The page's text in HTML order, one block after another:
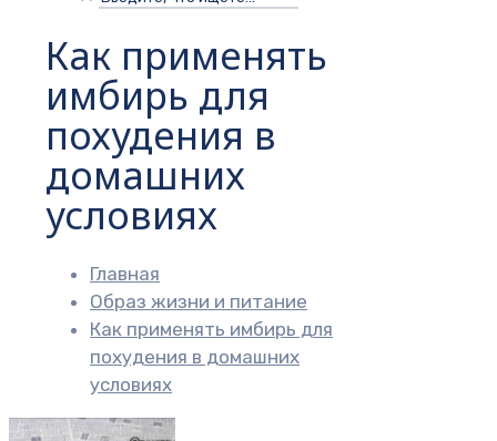
Как применять
имбирь для
похудения в
домашних
условиях
Главная
Образ жизни и питание
Как применять имбирь для
похудения в домашних
условиях